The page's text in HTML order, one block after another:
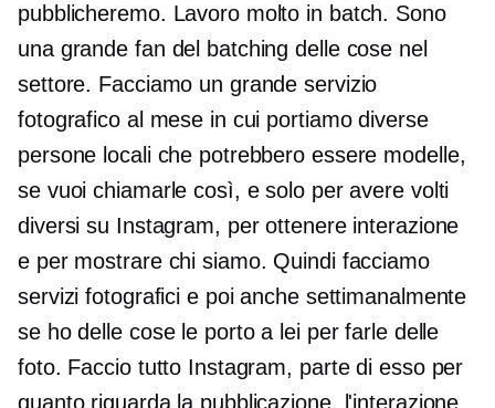
pubblicheremo. Lavoro molto in batch. Sono
una grande fan del batching delle cose nel
settore. Facciamo un grande servizio
fotografico al mese in cui portiamo diverse
persone locali che potrebbero essere modelle,
se vuoi chiamarle così, e solo per avere volti
diversi su Instagram, per ottenere interazione
e per mostrare chi siamo. Quindi facciamo
servizi fotografici e poi anche settimanalmente
se ho delle cose le porto a lei per farle delle
foto. Faccio tutto Instagram, parte di esso per
quanto riguarda la pubblicazione, l'interazione